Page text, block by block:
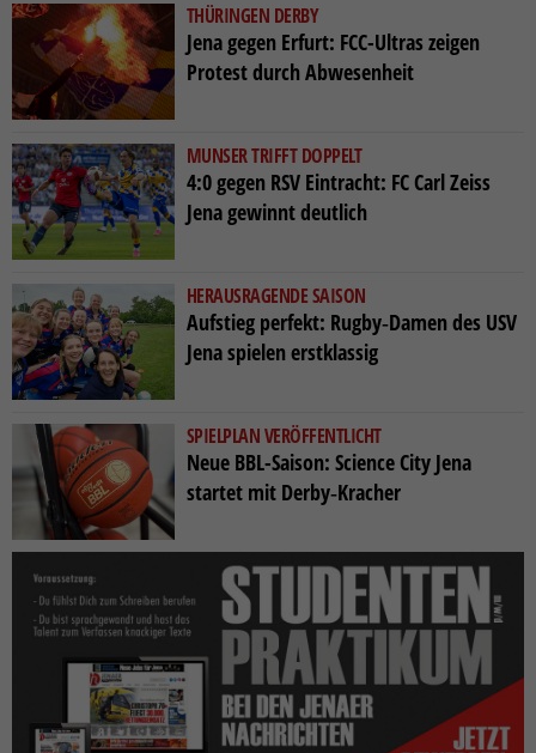
THÜRINGEN DERBY
Jena gegen Erfurt: FCC-Ultras zeigen
Protest durch Abwesenheit
MUNSER TRIFFT DOPPELT
4:0 gegen RSV Eintracht: FC Carl Zeiss
Jena gewinnt deutlich
HERAUSRAGENDE SAISON
Aufstieg perfekt: Rugby‑Damen des USV
Jena spielen erstklassig
SPIELPLAN VERÖFFENTLICHT
Neue BBL-Saison: Science City Jena
startet mit Derby‑Kracher